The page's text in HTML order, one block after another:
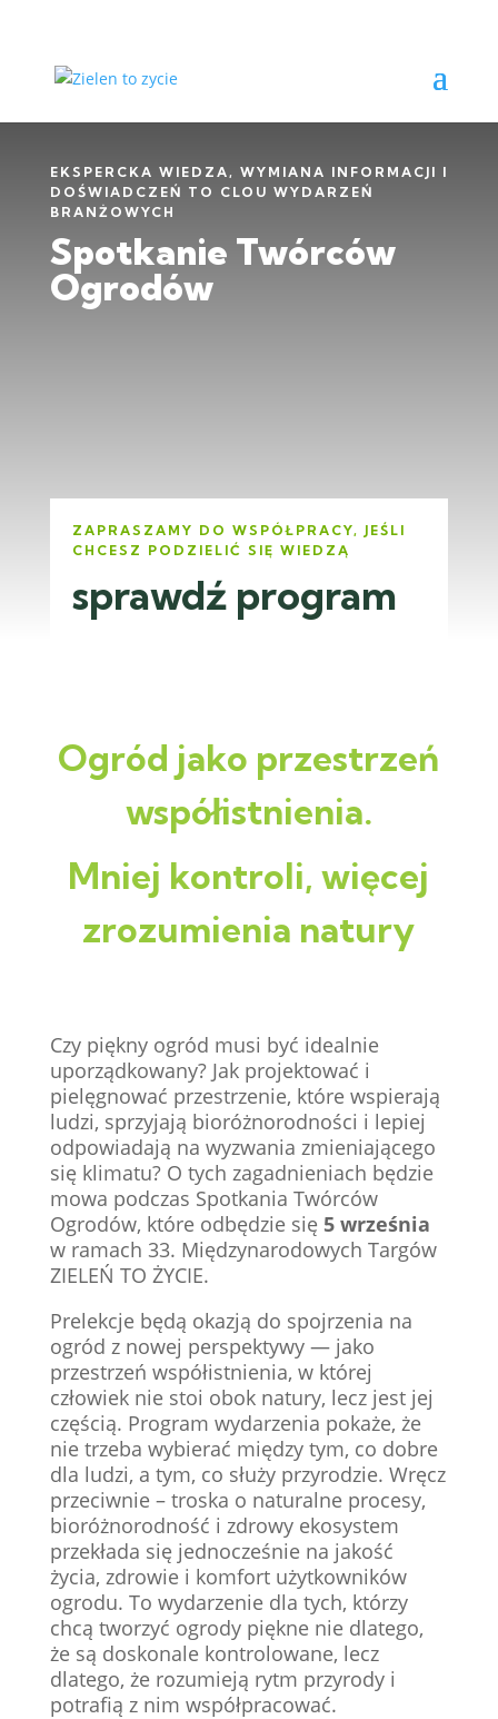
EKSPERCKA WIEDZA, WYMIANA INFORMACJI I
DOŚWIADCZEŃ TO CLOU WYDARZEŃ
BRANŻOWYCH
Spotkanie Twórców
Ogrodów
ZAPRASZAMY DO WSPÓŁPRACY, JEŚLI
CHCESZ PODZIELIĆ SIĘ WIEDZĄ
sprawdź program
Ogród jako przestrzeń
współistnienia.
Mniej kontroli, więcej
zrozumienia natury
Czy piękny ogród musi być idealnie
uporządkowany? Jak projektować i
pielęgnować przestrzenie, które wspierają
ludzi, sprzyjają bioróżnorodności i lepiej
odpowiadają na wyzwania zmieniającego
się klimatu? O tych zagadnieniach będzie
mowa podczas Spotkania Twórców
Ogrodów, które odbędzie się 5 września
w ramach 33. Międzynarodowych Targów
ZIELEŃ TO ŻYCIE.
Prelekcje będą okazją do spojrzenia na
ogród z nowej perspektywy — jako
przestrzeń współistnienia, w której
człowiek nie stoi obok natury, lecz jest jej
częścią. Program wydarzenia pokaże, że
nie trzeba wybierać między tym, co dobre
dla ludzi, a tym, co służy przyrodzie. Wręcz
przeciwnie – troska o naturalne procesy,
bioróżnorodność i zdrowy ekosystem
przekłada się jednocześnie na jakość
życia, zdrowie i komfort użytkowników
ogrodu. To wydarzenie dla tych, którzy
chcą tworzyć ogrody piękne nie dlatego,
że są doskonale kontrolowane, lecz
dlatego, że rozumieją rytm przyrody i
potrafią z nim współpracować.